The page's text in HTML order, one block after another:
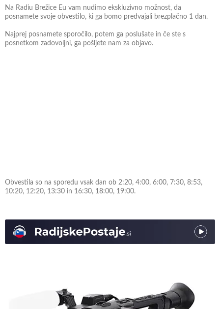
Na Radiu Brežice Eu vam nudimo ekskluzivno možnost, da
posnamete svoje obvestilo, ki ga bomo predvajali brezplačno 1 dan.
Najprej posnamete sporočilo, potem ga poslušate in če ste s
posnetkom zadovoljni, ga pošljete nam za objavo.
Obvestila so na sporedu vsak dan ob 2:20, 4:00, 6:00, 7:30, 8:53,
10:20, 12:20, 13:30 in 16:30, 18:00, 19:00.